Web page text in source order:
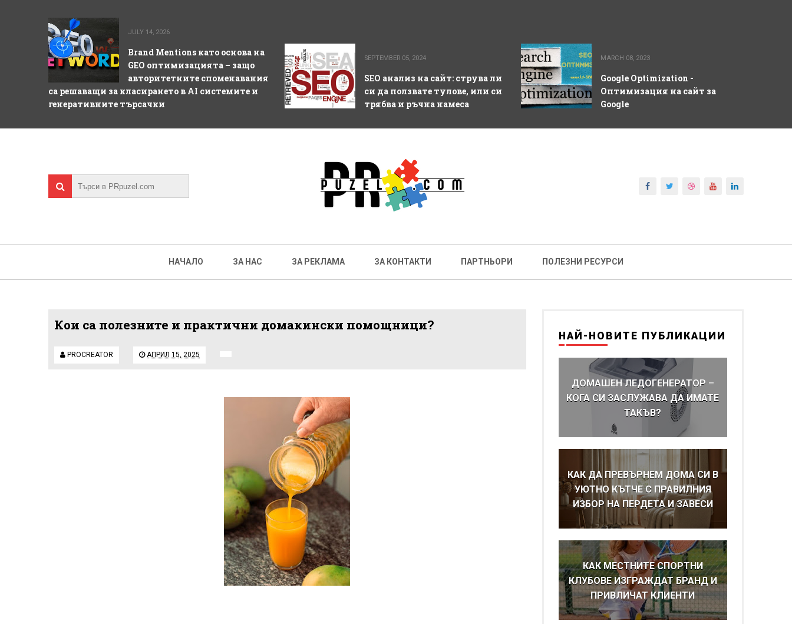
JULY 14, 2026
Brand Mentions като основа на
GEO оптимизацията – защо
авторитетните споменавания
са решаващи за класирането в AI системите и
генеративните търсачки
SEPTEMBER 05, 2024
SEO анализ на сайт: струва ли
си да ползвате тулове, или си
трябва и ръчна намеса
MARCH 08, 2023
Google Optimization -
Оптимизация на сайт за
Google
НАЧАЛО ЗА НАС ЗА РЕКЛАМА ЗА КОНТАКТИ ПАРТНЬОРИ ПОЛЕЗНИ РЕСУРСИ
Кои са полезните и практични домакински помощници?
PROCREATOR АПРИЛ 15, 2025
НАЙ-НОВИТЕ ПУБЛИКАЦИИ
ДОМАШЕН ЛЕДОГЕНЕРАТОР –
КОГА СИ ЗАСЛУЖАВА ДА ИМАТЕ
ТАКЪВ?
КАК ДА ПРЕВЪРНЕМ ДОМА СИ В
УЮТНО КЪТЧЕ С ПРАВИЛНИЯ
ИЗБОР НА ПЕРДЕТА И ЗАВЕСИ
КАК МЕСТНИТЕ СПОРТНИ
КЛУБОВЕ ИЗГРАЖДАТ БРАНД И
ПРИВЛИЧАТ КЛИЕНТИ